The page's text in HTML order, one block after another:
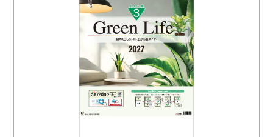
よくあるご質問
会社概要 お問い合わせ